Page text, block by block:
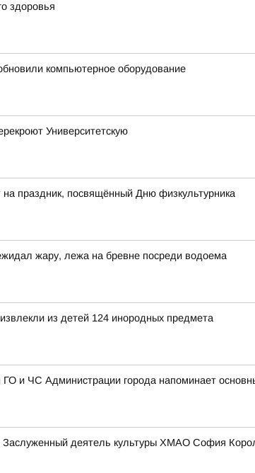
здоровья
компьютерное оборудование
Университетскую
праздник, посвящённый Дню физкультурника
жару, лежа на бревне посреди водоема
из детей 124 инородных предмета
и ЧС Администрации города напоминает
Заслуженный деятель культуры ХМАО София